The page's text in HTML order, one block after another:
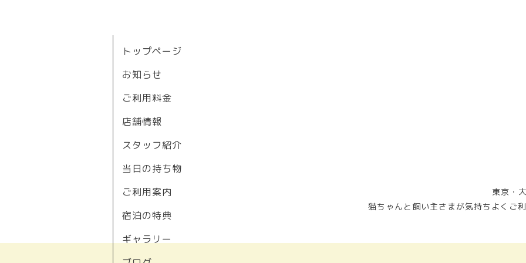
東京・
猫ちゃんと飼い主さまが気持ちよくご
トップページ
お知らせ
ご利用料金
店舗情報
スタッフ紹介
当日の持ち物
ご利用案内
宿泊の特典
ギャラリー